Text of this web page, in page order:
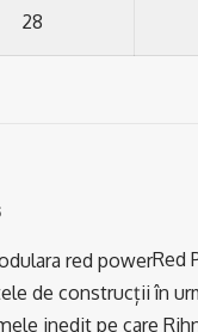
28
Red
de construcții în
inedit pe care